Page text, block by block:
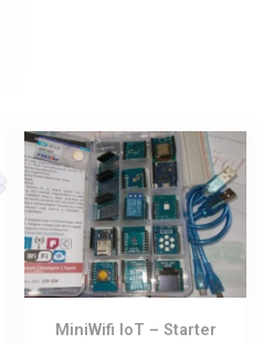
MiniWifi IoT – Starter